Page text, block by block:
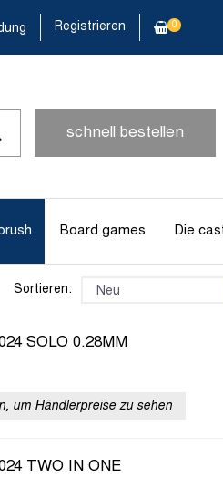
Registrieren 0
schnell bestellen
Board games Die
Sortieren:
SOLO 0.28MM
um Händlerpreise zu sehen
TWO IN ONE